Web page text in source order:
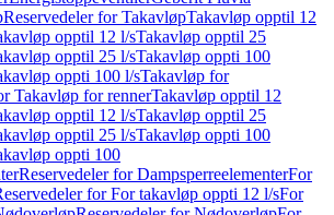
Reservedeler for TakavløpTakavløp opptil 12
opptil 12 l/sTakavløp opptil 25
opptil 25 l/sTakavløp oppti 100
oppti 100 l/sTakavløp for
Takavløp for rennerTakavløp opptil 12
opptil 12 l/sTakavløp opptil 25
opptil 25 l/sTakavløp oppti 100
oppti 100
Reservedeler for DampsperreelementerFor
for For takavløp oppti 12 l/sFor